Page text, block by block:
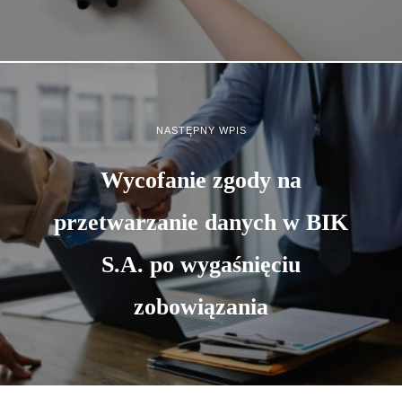
NASTĘPNY WPIS
Wycofanie zgody na
przetwarzanie danych w BIK
S.A. po wygaśnięciu
zobowiązania